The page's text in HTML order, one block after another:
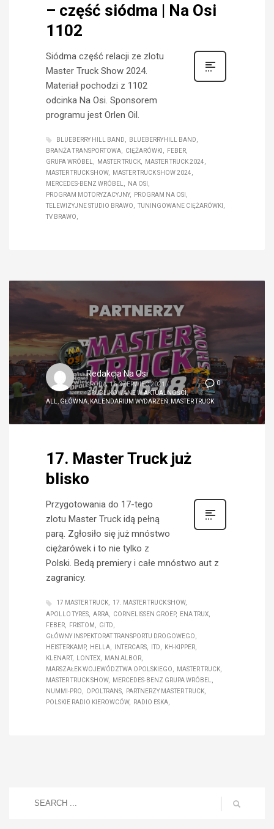
– część siódma | Na Osi
1102
Siódma część relacji ze zlotu
Master Truck Show 2024.
Materiał pochodzi z 1102
odcinka Na Osi. Sponsorem
programu jest Orlen Oil.
BLUEBERRY HILL BAND
BLUEBERRYHILL BAND
BRANŻA TRANSPORTOWA
CIĘŻARÓWKI
FEBER
GRUPA WRÓBEL
MASTER TRUCK
MASTER TRUCK 2024
MASTER TRUCK SHOW
MASTER TRUCK SHOW 2024
MERCEDES-BENZ WRÓBEL
NA OSI
PROGRAM MOTORYZACYJNY
PROGRAM NA OSI
TELEWIZYJNE STUDIO BRAWO
TUNINGOWANE CIĘŻARÓWKI
TV BRAWO
0
Redakcja Na Osi
ŚRODA, 16 CZERWIEC 2021 /
OPUBLIKOWANE WAKTUALNOŚCI,
ALL
GŁÓWNA KALENDARIUM WYDARZEŃ MASTER TRUCK
17. Master Truck już
blisko
Przygotowania do 17-tego
zlotu Master Truck idą pełną
parą. Zgłosiło się już mnóstwo
ciężarówek i to nie tylko z
Polski. Bedą premiery i całe mnóstwo aut z
zagranicy.
17 MASTER TRUCK
17. MASTER TRUCK SHOW
APOLLO TYRES
ARRA CORNELISSEN GROEP
ENA TRUX
FEBER
FRISTOM
GITD
GŁÓWNY INSPEKTORAT TRANSPORTU DROGOWEGO
HEISTERKAMP
HELLA INTERCARS ITD
KH-KIPPER
KLENART
LONTEX
MAN ALBOR
MARSZAŁEK WOJEWÓDZTWA OPOLSKIEGO
MASTER TRUCK
MASTER TRUCK SHOW
MERCEDES-BENZ GRUPA WRÓBEL
NUMMI-PRO
OPOLTRANS
PARTNERZY MASTER TRUCK
POLSKIE RADIO KIEROWCÓW
RADIO ESKA